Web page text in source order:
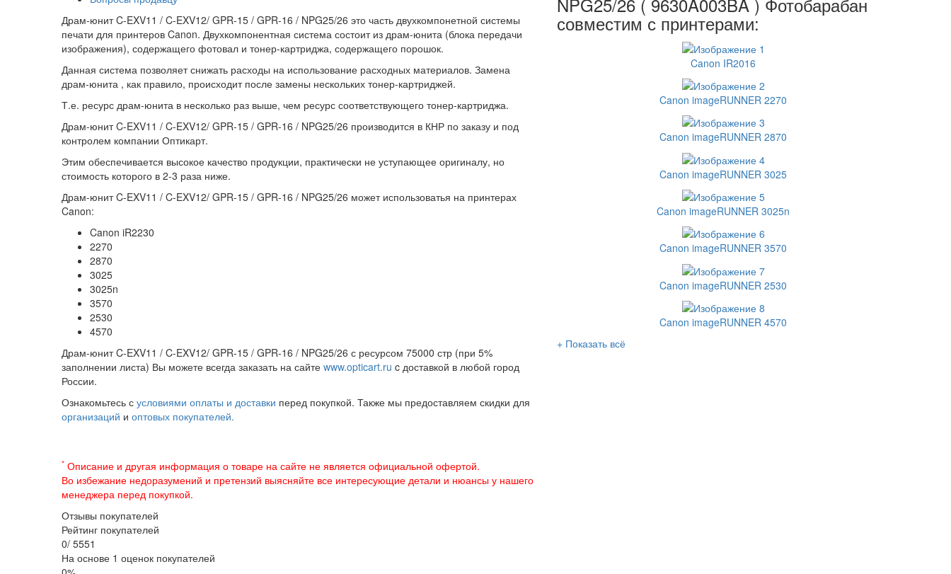
Драм-юнит C-EXV11 / C-EXV12/ GPR-15 / GPR-16 / NPG25/26 это часть двухкомпонетной системы
печати для принтеров Canon. Двухкомпонентная система состоит из драм-юнита (блока передачи
изображения), содержащего фотовал и тонер-картриджа, содержащего порошок.
Данная система позволяет снижать расходы на использование расходных материалов. Замена
драм-юнита , как правило, происходит после замены нескольких тонер-картриджей.
Т.е. ресурс драм-юнита в несколько раз выше, чем ресурс соответствующего тонер-картриджа.
Драм-юнит C-EXV11 / C-EXV12/ GPR-15 / GPR-16 / NPG25/26 производится в КНР по заказу и под
контролем компании Оптикарт.
Этим обеспечивается высокое качество продукции, практически не уступающее оригиналу, но
стоимость которого в 2-3 раза ниже.
Драм-юнит C-EXV11 / C-EXV12/ GPR-15 / GPR-16 / NPG25/26 может использоватья на принтерах
Canon:
Canon iR2230
2270
2870
3025
3025n
3570
2530
4570
Драм-юнит C-EXV11 / C-EXV12/ GPR-15 / GPR-16 / NPG25/26 с ресурсом 75000 стр (при 5%
заполнении листа) Вы можете всегда заказать на сайте www.opticart.ru c доставкой в любой город
России.
Ознакомьтесь с условиями оплаты и доставки перед покупкой. Также мы предоставляем скидки для
организаций и оптовых покупателей.
* Описание и другая информация о товаре на сайте не является официальной офертой.
Во избежание недоразумений и претензий выясняйте все интересующие детали и нюансы у нашего
менеджера перед покупкой.
Отзывы покупателей
Рейтинг покупателей
0/ 5551
На основе 1 оценок покупателей
совместим с принтерами:
Canon IR2016
Canon imageRUNNER 2270
Canon imageRUNNER 2870
Canon imageRUNNER 3025
Canon imageRUNNER 3025n
Canon imageRUNNER 3570
Canon imageRUNNER 2530
Canon imageRUNNER 4570
+ Показать всё